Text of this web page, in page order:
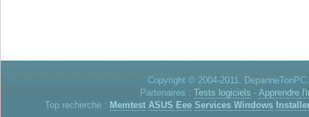
Copyright © 2004-2011.
Partenaires : Tests logiciels - Apprendre
Top recherche : Memtest ASUS Eee Services Windows